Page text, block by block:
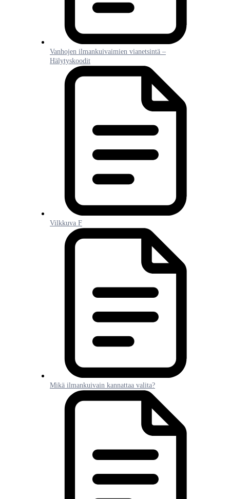
Vanhojen ilmankuivaimien vianetsintä –
Hälytyskoodit
Vilkkuva F
Mikä ilmankuivain kannattaa valita?